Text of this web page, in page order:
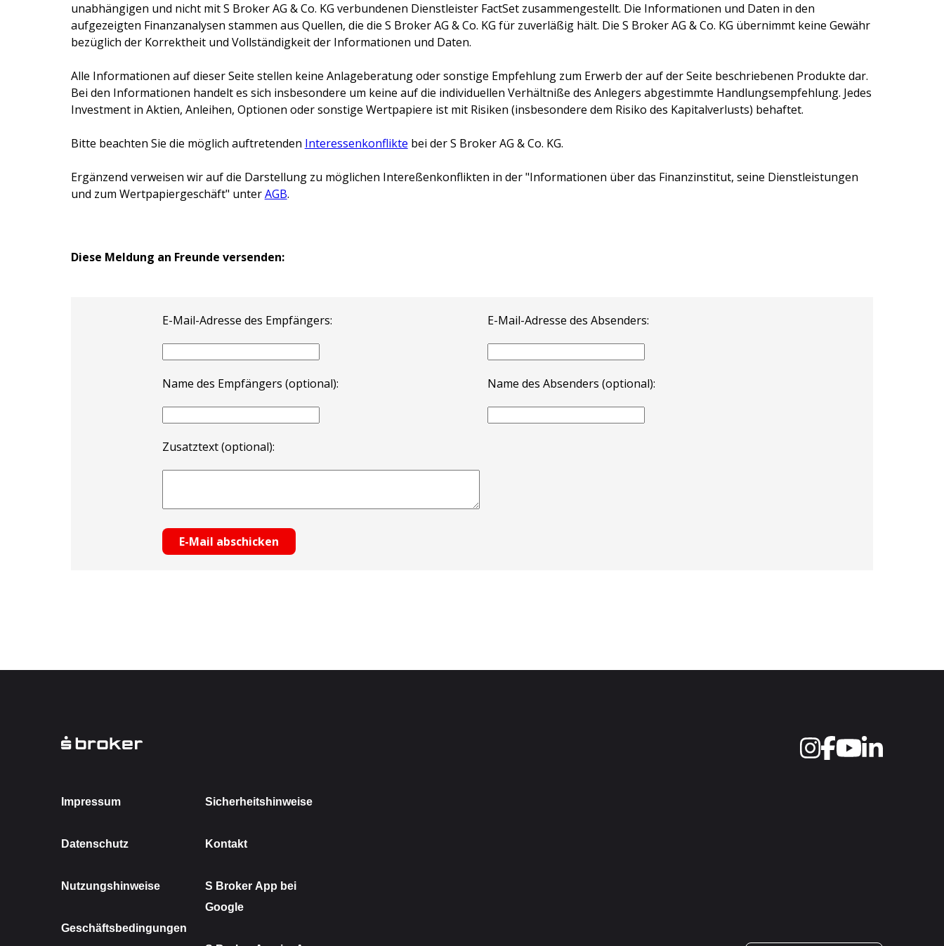
unabhängigen und nicht mitS Broker AG & Co. KG verbundenen Dienstleister FactSet zusammengestellt. Die Informationen und Daten in den
aufgezeigten Finanzanalysen stammen aus Quellen, die die S Broker AG & Co. KG für zuverläßig hält. Die S Broker AG & Co. KG übernimmt keine Gewähr
bezüglich der Korrektheit und Vollständigkeit der Informationen und Daten.
Alle Informationen auf dieser Seite stellen keine Anlageberatung oder sonstige Empfehlung zum Erwerb der auf der Seite beschriebenen Produkte dar.
Bei den Informationen handelt es sich insbesondere um keine auf die individuellen Verhältniße des Anlegers abgestimmte Handlungsempfehlung. Jedes
Investment in Aktien, Anleihen, Optionen oder sonstige Wertpapiere ist mit Risiken (insbesondere dem Risiko des Kapitalverlusts) behaftet.
Bitte beachten Sie die möglich auftretenden Interessenkonflikte bei derS Broker AG & Co. KG.
Ergänzend verweisen wir auf die Darstellung zu möglichen Intereßenkonflikten in der "Informationen über das Finanzinstitut, seine Dienstleistungen
und zum Wertpapiergeschäft" unterAGB.
Diese Meldung an Freunde versenden:
E-Mail-Adresse des Empfängers: E-Mail-Adresse des Absenders:
Name des Empfängers (optional): Name des Absenders (optional):
Zusatztext (optional):